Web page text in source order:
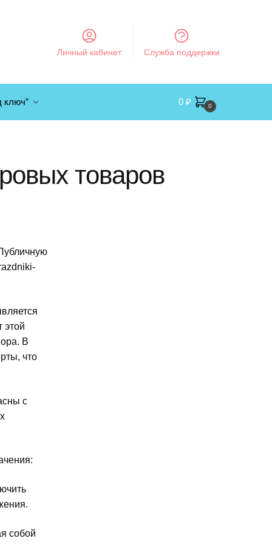
Личный кабинет Служба поддержки
ключ” 0 ₽ 0
товаров
этой
В
что
с
собой